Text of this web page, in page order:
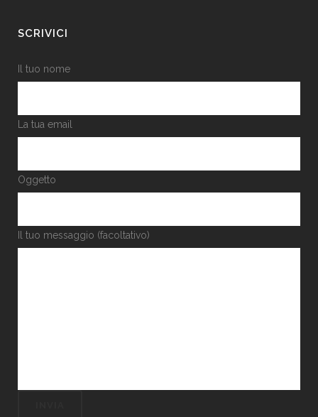
SCRIVICI
Il tuo nome
La tua email
Oggetto
Il tuo messaggio (facoltativo)